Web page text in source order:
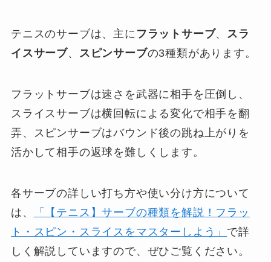
テニスのサーブは、主に フラットサーブ、 スラ
イスサーブ、 スピンサーブの3種類があります。
フラットサーブは速さを武器に相手を圧倒し、
スライスサーブは横回転による変化で相手を翻
弄、スピンサーブはバウンド後の跳ね上がりを
活かして相手の返球を難しくします。
各サーブの詳しい打ち方や使い分け方について
は、
「【テニス】サーブの種類を解説！フラッ
ト・スピン・スライスをマスターしよう」 で詳
しく解説していますので、ぜひご覧ください。